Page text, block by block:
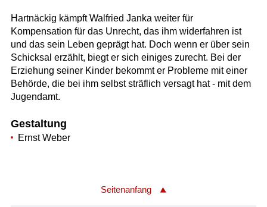
Hartnäckig kämpft Walfried Janka weiter für
Kompensation für das Unrecht, das ihm widerfahren ist
und das sein Leben geprägt hat. Doch wenn er über sein
Schicksal erzählt, biegt er sich einiges zurecht. Bei der
Erziehung seiner Kinder bekommt er Probleme mit einer
Behörde, die bei ihm selbst sträflich versagt hat - mit dem
Jugendamt.
Gestaltung
Ernst Weber
Seitenanfang